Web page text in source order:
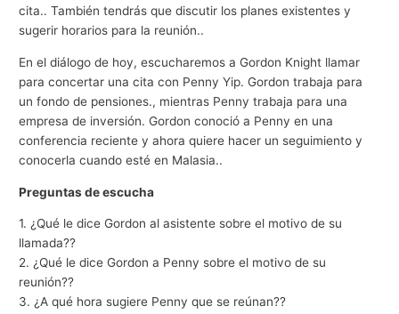
cita.. También tendrás que discutir los planes existentes y
sugerir horarios para la reunión..
En el diálogo de hoy, escucharemos a Gordon Knight llamar
para concertar una cita con Penny Yip. Gordon trabaja para
un fondo de pensiones., mientras Penny trabaja para una
empresa de inversión. Gordon conoció a Penny en una
conferencia reciente y ahora quiere hacer un seguimiento y
conocerla cuando esté en Malasia..
Preguntas de escucha
1. ¿Qué le dice Gordon al asistente sobre el motivo de su
llamada??
2. ¿Qué le dice Gordon a Penny sobre el motivo de su
reunión??
3. ¿A qué hora sugiere Penny que se reúnan??